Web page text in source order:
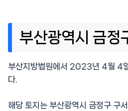
부산광역시 금정
부산지방법원에서 2023년 4월 4
다.
해당 토지는 부산광역시 금정구